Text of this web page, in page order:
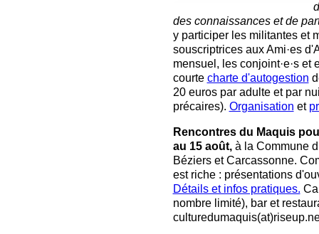
des connaissances et de
y participer les militantes et
souscriptrices aux Ami·es
mensuel, les conjoint·e·s
courte charte d'autogestion
20 euros par adulte et par
précaires). Organisation et
Rencontres du Maquis
au 15 août,à la Commune
Béziers et Carcassonne.
est riche : présentations
Détails et infos pratiques.
nombre limité), bar et